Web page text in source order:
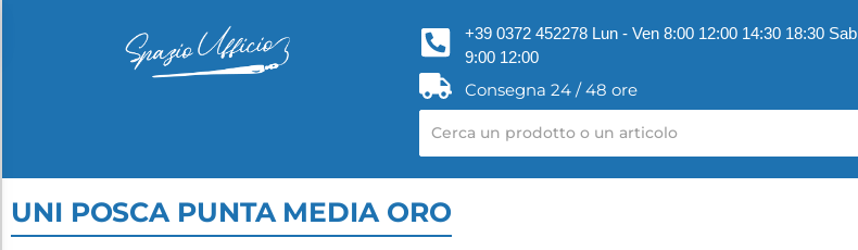
+39 0372 452278 Lun - Ven 8:00 12:00 14:30 18:30 Sab
9:00 12:00
Consegna 24 / 48 ore
UNI POSCA PUNTA MEDIA ORO